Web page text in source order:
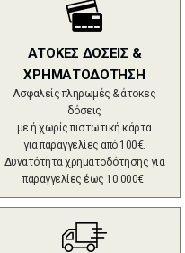
ΑΤΟΚΕΣ ΔΟΣΕΙΣ &
ΧΡΗΜΑΤΟΔΟΤΗΣΗ
Ασφαλείς πληρωμές & άτοκες
δόσεις
με ή χωρίς πιστωτική κάρτα
για παραγγελίες από 100€.
Δυνατότητα χρηματοδότησης για
παραγγελίες έως 10.000€.